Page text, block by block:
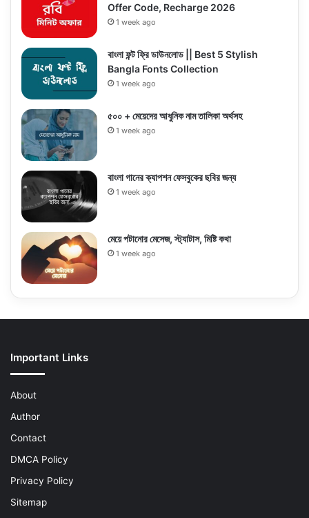
Offer Code, Recharge 2026
1 week ago
বাংলা ফন্ট ফ্রি ডাউনলোড || Best 5 Stylish
Bangla Fonts Collection
1 week ago
৫০০ + মেয়েদের আধুনিক নাম তালিকা অর্থসহ
1 week ago
বাংলা গানের ক্যাপশন ফেসবুকের ছবির জন্য
1 week ago
মেয়ে পটানোর মেসেজ, স্ট্যাটাস, মিষ্টি কথা
1 week ago
Important Links
About
Author
Contact
DMCA Policy
Privacy Policy
Sitemap